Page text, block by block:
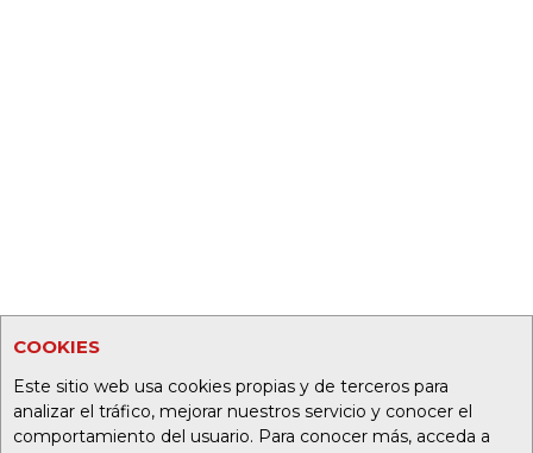
COOKIES
Este sitio web usa cookies propias y de terceros para
analizar el tráfico, mejorar nuestros servicio y conocer el
comportamiento del usuario. Para conocer más, acceda a